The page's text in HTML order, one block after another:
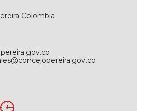
Colombia